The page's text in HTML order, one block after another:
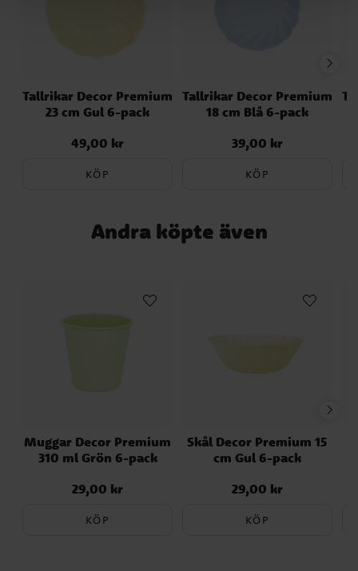
Tallrikar Decor Premium
23 cm Gul 6-pack
Pris: 49,00 kr
49,00 kr
KÖP
Tallrikar Decor Premium
18 cm Blå 6-pack
Pris: 39,00 kr
39,00 kr
KÖP
Andra köpte även
Muggar Decor Premium
310 ml Grön 6-pack
Pris:29,00 kr
29,00 kr
KÖP
Skål Decor Premium 15
cm Gul 6-pack
Pris:29,00 kr
29,00 kr
KÖP